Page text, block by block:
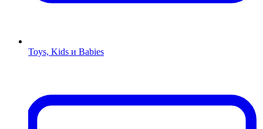
Toys, Kids и Babies